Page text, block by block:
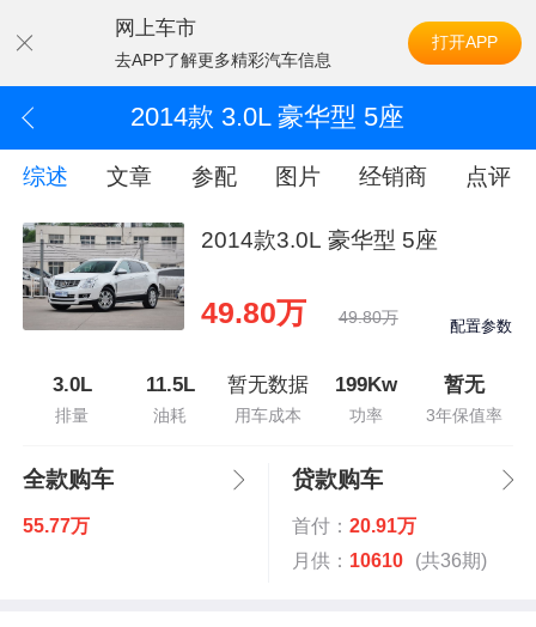
网上车市
去APP了解更多精彩汽车信息
打开APP
2014款 3.0L 豪华型 5座
综述 文章 参配 图片 经销商 点评
2014款3.0L 豪华型 5座
49.80万 49.80万 配置参数
3.0L
排量
11.5L
油耗
暂无数据
用车成本
199Kw
功率
暂无
3年保值率
全款购车
55.77万
贷款购车
首付： 20.91万
月供： 10610 (共36期)